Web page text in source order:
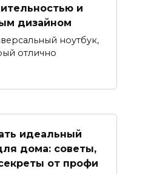
и
дизайном
ноутбук,
отлично
идеальный
дома: советы,
от профи